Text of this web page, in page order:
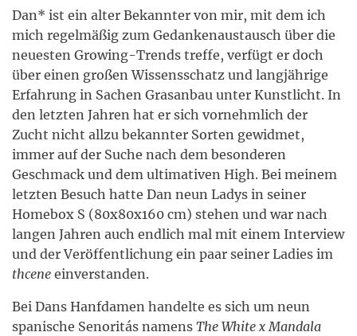
Dan* ist ein alter Bekannter von mir, mit dem ich
mich regelmäßig zum Gedankenaustausch über die
neuesten Growing-Trends treffe, verfügt er doch
über einen großen Wissensschatz und langjährige
Erfahrung in Sachen Grasanbau unter Kunstlicht. In
den letzten Jahren hat er sich vornehmlich der
Zucht nicht allzu bekannter Sorten gewidmet,
immer auf der Suche nach dem besonderen
Geschmack und dem ultimativen High. Bei meinem
letzten Besuch hatte Dan neun Ladys in seiner
Homebox S (80x80x160 cm) stehen und war nach
langen Jahren auch endlich mal mit einem Interview
und der Veröffentlichung ein paar seiner Ladies im
thcene einverstanden.
Bei Dans Hanfdamen handelte es sich um neun
spanische Senoritás namens The White x Mandala